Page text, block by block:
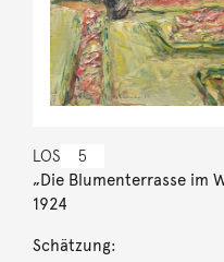
LOS 5
„Die Blumenterrasse im
1924
Schätzung: